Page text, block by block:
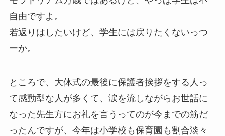
自由ですよ。
若返りはしたいけど、学生には戻りたくないっつ
ーか。
ところで、大体式の最後に保護者挨拶をする人っ
て感動型な人が多くて、涙を流しながらお世話に
なった先生方にお礼を言うってのが今までの筋だ
ったんですが、今年は小学校も保育園も割合淡々